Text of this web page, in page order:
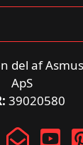
del af
ApS
39020580